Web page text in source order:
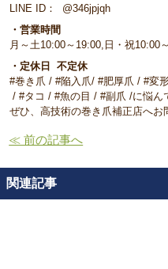
LINE ID： @346jpjqh
・営業時間
月～土10:00～19:00,日・祝10:00
・定休日 不定休
#巻き爪 / #陥入爪/ #肥厚爪 / #変
/ #タコ / #魚の目 / #副爪 /に悩ん
ぜひ、高技術の巻き爪補正店へお
≪ 前の記事へ
関連記事